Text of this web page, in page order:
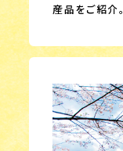
産品をご紹介。